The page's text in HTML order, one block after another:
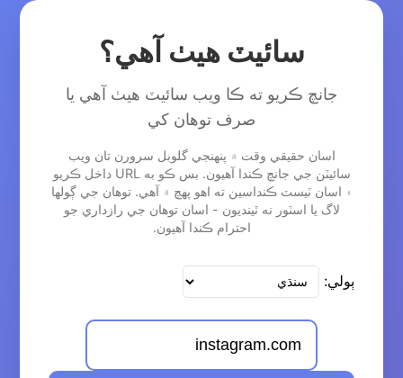
سائيٽ هيٺ آهي؟
جانچ ڪريو ته ڪا ويب سائيٽ هيٺ آهي يا
صرف توهان کي
اسان حقيقي وقت ۾ پنهنجي گلوبل سرورن تان ويب
سائيٽن جي جانچ ڪندا آهيون. بس ڪو به URL داخل ڪريو
۽ اسان ٽيسٽ ڪنداسين ته اهو پهچ ۾ آهي. توهان جي ڳولها
لاگ يا اسٽور نه ٿينديون - اسان توهان جي رازداري جو
احترام ڪندا آهيون.